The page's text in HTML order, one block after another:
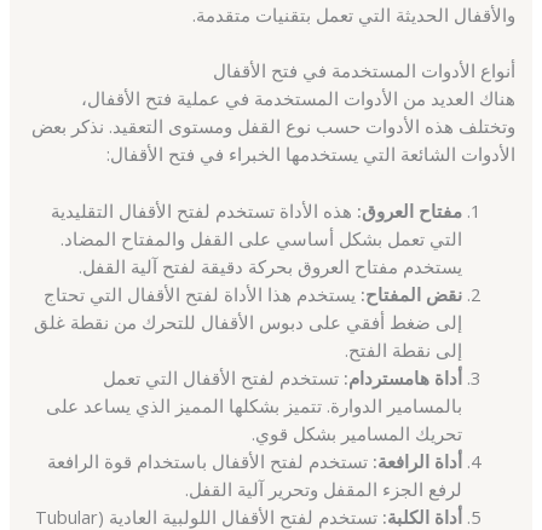
والأقفال الحديثة التي تعمل بتقنيات متقدمة.
أنواع الأدوات المستخدمة في فتح الأقفال
هناك العديد من الأدوات المستخدمة في عملية فتح الأقفال،
وتختلف هذه الأدوات حسب نوع القفل ومستوى التعقيد. نذكر بعض
الأدوات الشائعة التي يستخدمها الخبراء في فتح الأقفال:
مفتاح العروق: هذه الأداة تستخدم لفتح الأقفال التقليدية
التي تعمل بشكل أساسي على القفل والمفتاح المضاد.
يستخدم مفتاح العروق بحركة دقيقة لفتح آلية القفل.
نقض المفتاح: يستخدم هذا الأداة لفتح الأقفال التي تحتاج
إلى ضغط أفقي على دبوس الأقفال للتحرك من نقطة غلق
إلى نقطة الفتح.
أداة هامستردام: تستخدم لفتح الأقفال التي تعمل
بالمسامير الدوارة. تتميز بشكلها المميز الذي يساعد على
تحريك المسامير بشكل قوي.
أداة الرافعة: تستخدم لفتح الأقفال باستخدام قوة الرافعة
لرفع الجزء المقفل وتحرير آلية القفل.
أداة الكلبة:
تستخدم لفتح الأقفال اللولبية العادية (Tubular